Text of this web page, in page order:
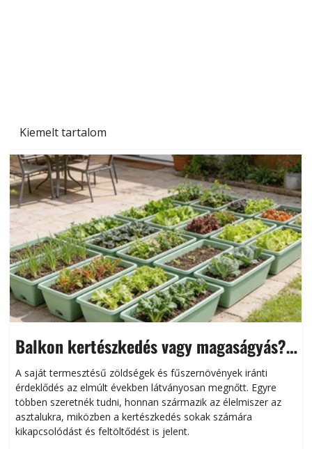
Kiemelt tartalom
Balkon kertészkedés vagy magaságyás?
Helytakarékos kertészkedés
A saját termesztésű zöldségek és fűszernövények iránti
érdeklődés az elmúlt években látványosan megnőtt. Egyre
többen szeretnék tudni, honnan származik az élelmiszer az
asztalukra, miközben a kertészkedés sokak számára
kikapcsolódást és feltöltődést is jelent.